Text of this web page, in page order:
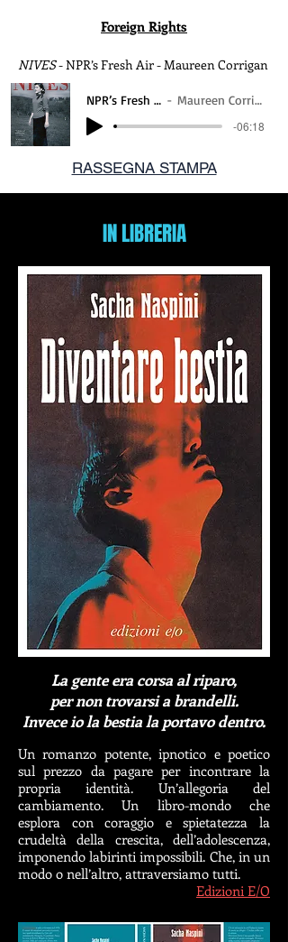
Foreign Rights
NIVES- NPR’s Fresh Air - Maureen Corrigan
NPR’s Fresh Air
Maureen Corrigan
-06:18
RASSEGNA STAMPA
IN LIBRERIA
La gente era corsa al riparo,
per non trovarsi a brandelli.
Invece io la bestia la portavo dentro.
Un romanzo potente, ipnotico e poetico
sul prezzo da pagare per incontrare la
propria identità. Un’allegoria del
cambiamento. Un libro-mondo che
esplora con coraggio e spietatezza la
crudeltà della crescita, dell’adolescenza,
imponendo labirinti impossibili. Che, in un
modo o nell’altro, attraversiamo tutti.
Edizioni E/O